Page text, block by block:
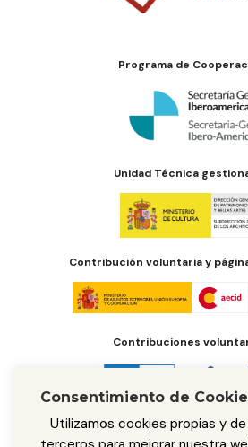
Programa de
Unidad Técnica
Contribución voluntaria y
Contribuciones
Consentimiento de
Utilizamos cookies propias y de